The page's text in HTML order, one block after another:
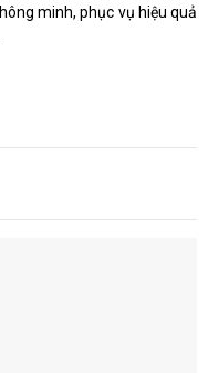
minh, phục vụ hiệu quả